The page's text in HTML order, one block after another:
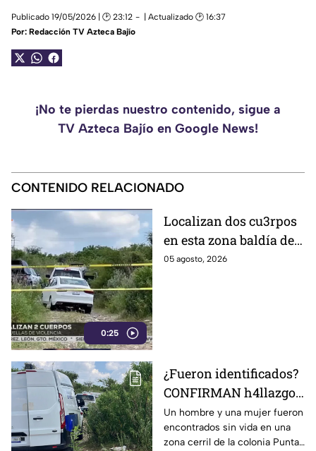
Publicado 19/05/2026 | 🕑 23:12
| Actualizado 🕑 16:37
Por: Redacción TV Azteca Bajío
¡No te pierdas nuestro contenido, sigue a
TV Azteca Bajío en Google News!
CONTENIDO RELACIONADO
0:25
Localizan dos cu3rpos
en esta zona baldía de
León; autoridades
05 agosto, 2026
¿Fueron identificados?
CONFIRMAN h4llazgo
de un hombre y una
mujer s1n v1da en zona
Un hombre y una mujer fueron
encontrados sin vida en una
zona cerril de la colonia Punta